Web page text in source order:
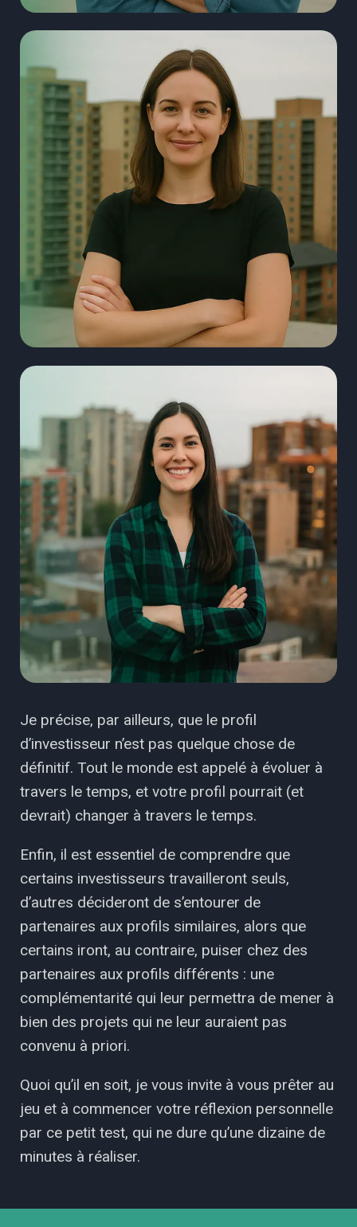
Je précise, par ailleurs, que le profil
d’investisseur n’est pas quelque chose de
définitif. Tout le monde est appelé à évoluer à
travers le temps, et votre profil pourrait (et
devrait) changer à travers le temps.
Enfin, il est essentiel de comprendre que
certains investisseurs travailleront seuls,
d’autres décideront de s’entourer de
partenaires aux profils similaires, alors que
certains iront, au contraire, puiser chez des
partenaires aux profils différents : une
complémentarité qui leur permettra de mener à
bien des projets qui ne leur auraient pas
convenu à priori.
Quoi qu’il en soit, je vous invite à vous prêter au
jeu et à commencer votre réflexion personnelle
par ce petit test, qui ne dure qu’une dizaine de
minutes à réaliser.